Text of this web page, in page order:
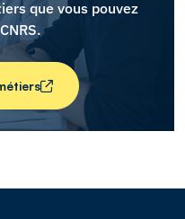
que vous pouvez
à la recherche